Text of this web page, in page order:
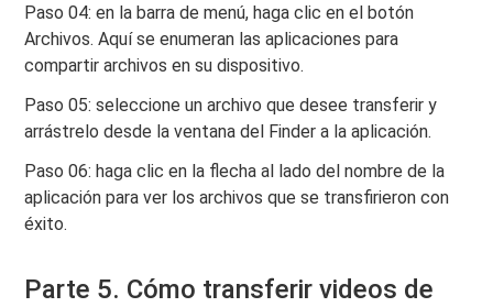
Paso 04: en la barra de menú, haga clic en el botón
Archivos. Aquí se enumeran las aplicaciones para
compartir archivos en su dispositivo.
Paso 05: seleccione un archivo que desee transferir y
arrástrelo desde la ventana del Finder a la aplicación.
Paso 06: haga clic en la flecha al lado del nombre de la
aplicación para ver los archivos que se transfirieron con
éxito.
Parte 5. Cómo transferir videos de